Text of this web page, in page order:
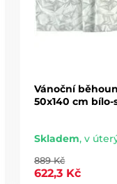
Vánoční
50x140 cm
Skladem,v
889 Kč
622,3 Kč